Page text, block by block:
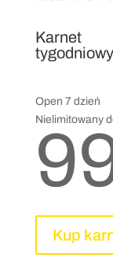
Karnet
tygodniowy
Open 7 dzień
Nielimitowany
Kup